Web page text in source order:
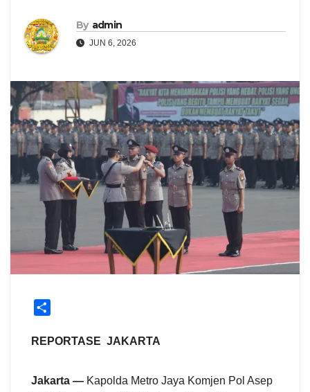
By admin
JUN 6, 2026
a
REPORTASE JAKARTA
Jakarta — Kapolda Metro Jaya Komjen Pol Asep